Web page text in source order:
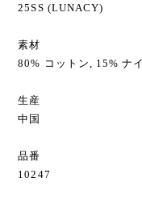
25SS (LUNACY)
素材
80% コットン, 15% ナ
生産
中国
品番
10247